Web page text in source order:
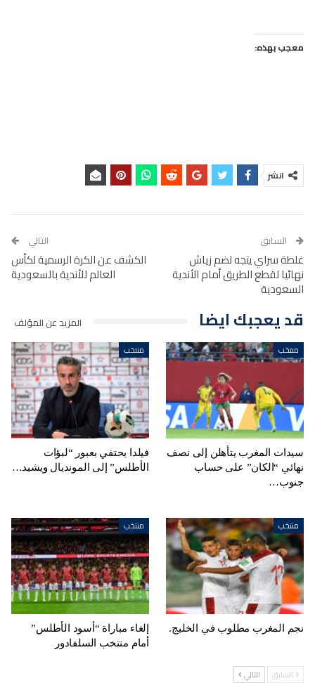
معجب بهذه:
انشر
السابق
غلطة سراي يتجه لضم زياش
نهائيا لقطع الطريق أمام الأندية
السعودية
التالي
الكشف عن الكرة الرسمية لكأس
العالم للأندية بالسعودية
قد يعجبك ايضا المزيد عن المؤلف
منتخب
سيدات المغرب يتأهلن إلى نصف
نهائي “الكان” على حساب
جنوب…
منتخب
فيلدا يحتفي بعبور “لبؤات
الأطلس” إلى المونديال ويشيد…
منتخب
نجم المغرب مطلوب في الخليج.
منتخب
إلغاء مباراة “أسود الأطلس”
أمام منتخب السلفادور
السابق التالي